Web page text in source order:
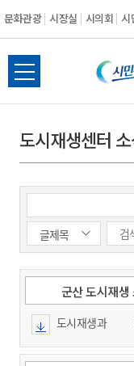
문화관광 시장실 시의회 시
전
체
뉴
열
도시재생센터
색
시
일
군산 도시재
도시재생과